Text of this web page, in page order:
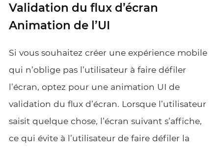
Validation du flux d’écran
Animation de l’UI
Si vous souhaitez créer une expérience mobile
qui n’oblige pas l’utilisateur à faire défiler
l’écran, optez pour une animation UI de
validation du flux d’écran. Lorsque l’utilisateur
saisit quelque chose, l’écran suivant s’affiche,
ce qui évite à l’utilisateur de faire défiler la